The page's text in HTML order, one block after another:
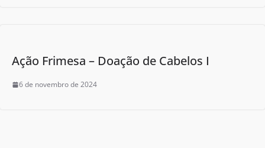
Ação Frimesa – Doação de Cabelos I
6 de novembro de 2024